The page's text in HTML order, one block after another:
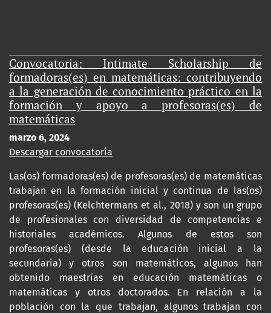
Convocatoria: Intimate Scholarship de
formadoras(es) en matemáticas: contribuyendo
a la generación de conocimiento práctico en la
formación y apoyo a profesoras(es) de
matemáticas
marzo 6, 2024
Descargar convocatoria
Las(os) formadoras(es) de profesoras(es) de matemáticas
trabajan en la formación inicial y continua de las(os)
profesoras(es) (Kelchtermans et al., 2018) y son un grupo
de profesionales con diversidad de competencias e
historiales académicos. Algunos de estos son
profesoras(es) (desde la educación inicial a la
secundaria) y otros son matemáticos, algunos han
obtenido maestrías en educación matemáticas o
matemáticas y otros doctorados. En relación a la
población con la que trabajan, algunos trabajan con